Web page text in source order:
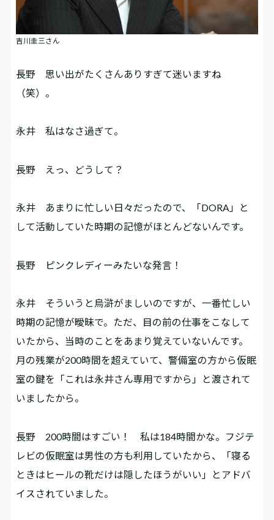
吉川圭三さん
長野 思い出がたくさんありすぎて迷いますね
（笑）。
永井 私はなさ過ぎて。
長野 えっ、どうして？
永井 あまりに忙しい日々だったので、「DORA」と
して活動していた時期の記憶がほとんどないんです。
長野 ピンクレディーみたいな発言！
永井 そういうと烏滸がましいのですが、一番忙しい
時期の記憶が曖昧で。ただ、目の前の仕事をこなして
いたから、当時のことをあまり覚えていないんです。
月の残業が200時間を超えていて、警備室の方から仮眠
室の鍵を「これは永井さん専用ですから」と渡されて
いましたから。
長野 200時間はすごい！ 私は184時間かな。フジテ
レビの仮眠室は男性の方も利用していたから、「寝る
ときはヒールの靴だけは隠したほうがいい」とアドバ
イスされていました。